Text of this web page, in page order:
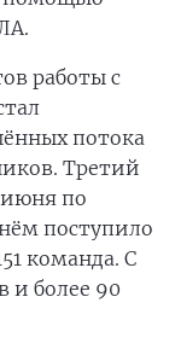
работы с
потока
Третий
по
поступило
команда. С
и более 90